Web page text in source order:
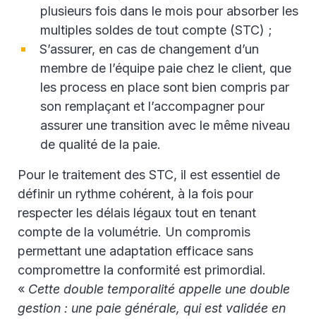
plusieurs fois dans le mois pour absorber les
multiples soldes de tout compte (STC) ;
S’assurer, en cas de changement d’un
membre de l’équipe paie chez le client, que
les process en place sont bien compris par
son remplaçant et l’accompagner pour
assurer une transition avec le même niveau
de qualité de la paie.
Pour le traitement des STC, il est essentiel de
définir un rythme cohérent, à la fois pour
respecter les délais légaux tout en tenant
compte de la volumétrie. Un compromis
permettant une adaptation efficace sans
compromettre la conformité est primordial.
« Cette double temporalité appelle une double
gestion : une paie générale, qui est validée en